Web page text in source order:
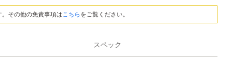
その他の免責事項はこちら をご覧ください。
スペック